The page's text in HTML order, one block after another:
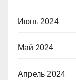
Июнь 2024
Май 2024
Апрель 2024